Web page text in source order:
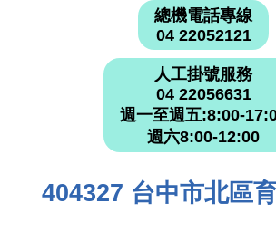
總機電話專線
04 22052121
人工掛號服務
04 22056631
週一至週五:8:00-
週六8:00-12:00
404327 台中市北區